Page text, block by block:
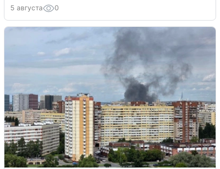
5 августа 0